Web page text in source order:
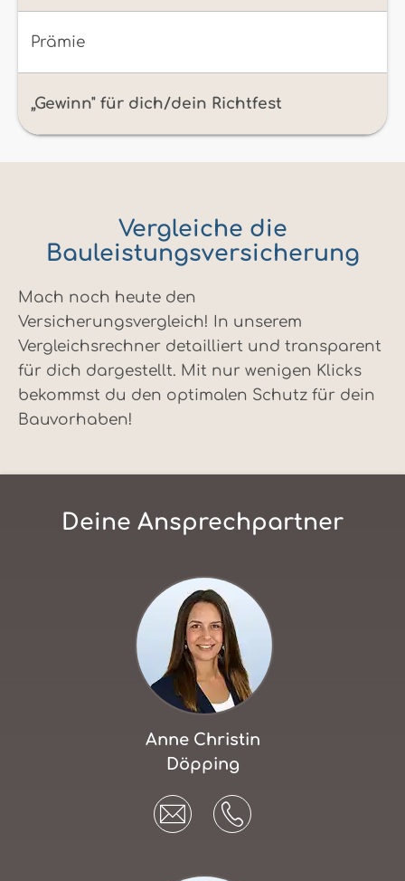
Prämie
„Gewinn" für dich/dein Richtfest
Vergleiche die
Bauleistungsversicherung
Mach noch heute den
Versicherungsvergleich! In unserem
Vergleichsrechner detailliert und transparent
für dich dargestellt. Mit nur wenigen Klicks
bekommst du den optimalen Schutz für dein
Bauvorhaben!
Deine Ansprechpartner
Anne Christin
Döpping